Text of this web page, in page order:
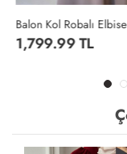
Sahra Ferace Elbise
2,199.99 TL